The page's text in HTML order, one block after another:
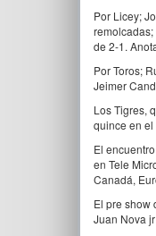
Por Licey;
de 2-1.
Por Toros;
Jeimer
Los Tigres,
quince en
El
en Tele
Canadá,
El pre show
Juan Nova